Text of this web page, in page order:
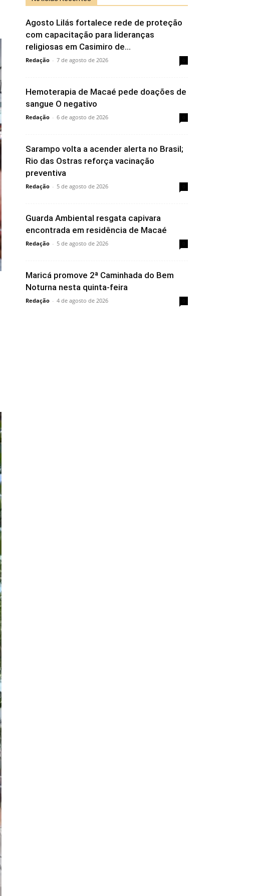
Agosto Lilás fortalece rede de proteção
com capacitação para lideranças
religiosas em Casimiro de...
Redação - 7 de agosto de 2026
Hemoterapia de Macaé pede doações de
sangue O negativo
Redação - 6 de agosto de 2026
Sarampo volta a acender alerta no Brasil;
Rio das Ostras reforça vacinação
preventiva
Redação - 5 de agosto de 2026
Guarda Ambiental resgata capivara
encontrada em residência de Macaé
Redação - 5 de agosto de 2026
Maricá promove 2ª Caminhada do Bem
Noturna nesta quinta-feira
Redação - 4 de agosto de 2026